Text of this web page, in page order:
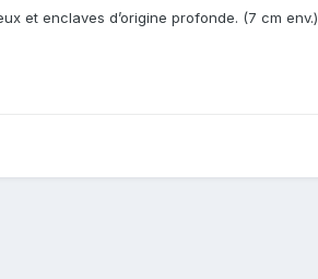
et enclaves d’origine profonde. (7 cm env.)